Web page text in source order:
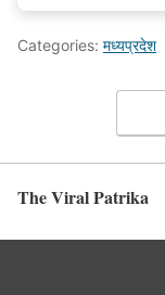
Categories: मध्यप्रदेश
The Viral Patrika